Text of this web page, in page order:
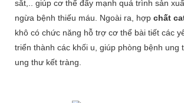
sắt,.. giúp cơ thể đẩy mạnh quá trình sản
ngừa bệnh thiếu máu. Ngoài ra, hợp chất
khô có chức năng hỗ trợ cơ thể bài tiết các
triển thành các khối u, giúp phòng bệnh ung
ung thư kết tràng.